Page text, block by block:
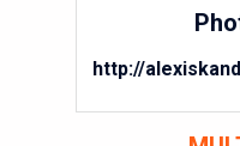
http://